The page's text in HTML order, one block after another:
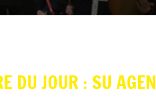
DU JOUR : SU AGEN